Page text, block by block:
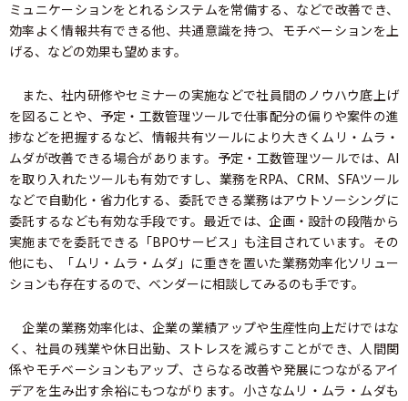
ミュニケーションをとれるシステムを常備する、などで改善でき、
効率よく情報共有できる他、共通意識を持つ、モチベーションを上
げる、などの効果も望めます。
また、社内研修やセミナーの実施などで社員間のノウハウ底上げ
を図ることや、予定・工数管理ツールで仕事配分の偏りや案件の進
捗などを把握するなど、情報共有ツールにより大きくムリ・ムラ・
ムダが改善できる場合があります。予定・工数管理ツールでは、AI
を取り入れたツールも有効ですし、業務をRPA、CRM、SFAツール
などで自動化・省力化する、委託できる業務はアウトソーシングに
委託するなども有効な手段です。最近では、企画・設計の段階から
実施までを委託できる「BPOサービス」も注目されています。その
他にも、「ムリ・ムラ・ムダ」に重きを置いた業務効率化ソリュー
ションも存在するので、ベンダーに相談してみるのも手です。
企業の業務効率化は、企業の業績アップや生産性向上だけではな
く、社員の残業や休日出勤、ストレスを減らすことができ、人間関
係やモチベーションもアップ、さらなる改善や発展につながるアイ
デアを生み出す余裕にもつながります。小さなムリ・ムラ・ムダも